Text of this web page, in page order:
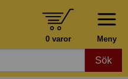
Meny
0 varor
Sök